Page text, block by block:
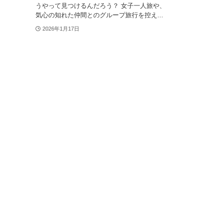
うやって見つけるんだろう？ 女子一人旅や、
気心の知れた仲間とのグループ旅行を控え...
2026年1月17日